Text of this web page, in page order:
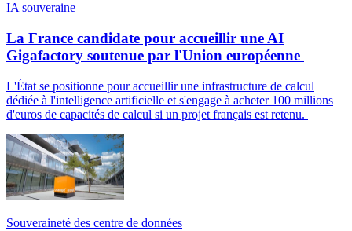
IA souveraine
La France candidate pour accueillir une AI
Gigafactory soutenue par l'Union européenne
L'État se positionne pour accueillir une infrastructure de calcul
dédiée à l'intelligence artificielle et s'engage à acheter 100 millions
d'euros de capacités de calcul si un projet français est retenu.
Souveraineté des centre de données